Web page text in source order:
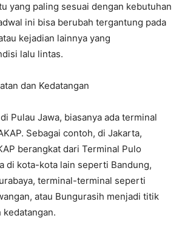
yang paling sesuai dengan kebutuhan
ini bisa berubah tergantung pada
kejadian lainnya yang
lalu lintas.
dan Kedatangan
Pulau Jawa, biasanya ada terminal
Sebagai contoh, di Jakarta,
berangkat dari Terminal Pulo
di kota-kota lain seperti Bandung,
terminal-terminal seperti
atau Bungurasih menjadi titik
kedatangan.